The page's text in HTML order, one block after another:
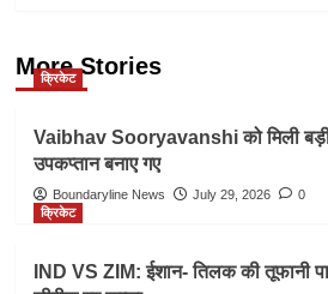
More Stories
क्रिकेट
Vaibhav Sooryavanshi को मिली बड़ी
उपकप्तान बनाए गए
Boundaryline News July 29, 2026
0
क्रिकेट
IND VS ZIM: ईशान- तिलक की तूफानी